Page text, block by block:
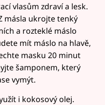
vlasům zdraví a lesk.
másla ukrojte tenký
a rozteklé máslo
mít máslo na hlavě,
masku 20 minut
šamponem, který
vymýt.
i kokosový olej.